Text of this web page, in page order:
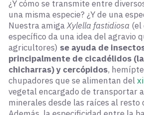
¿Y cómo se transmite entre
una misma especie? ¿Y de una
Nuestra amigaXylella fastidiosa (el
específico da una idea del agravio
agricultores) se ayuda de
principalmente de cicadélidos
chicharras) y cercópidos,
chupadores que se alimentan del
vegetal encargado de transportar
minerales desde las raíces al resto